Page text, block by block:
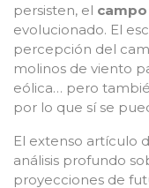
persisten, el
evolucionado. El
percepción del
molinos de viento
eólica… pero
por lo que sí se
El extenso artículo
análisis profundo
proyecciones de